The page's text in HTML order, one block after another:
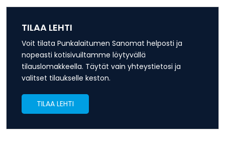
TILAA LEHTI
Voit tilata Punkalaitumen Sanomat helposti ja
nopeasti kotisivuiltamme löytyvällä
tilauslomakkeella. Täytät vain yhteystietosi ja
valitset tilaukselle keston.
TILAA LEHTI